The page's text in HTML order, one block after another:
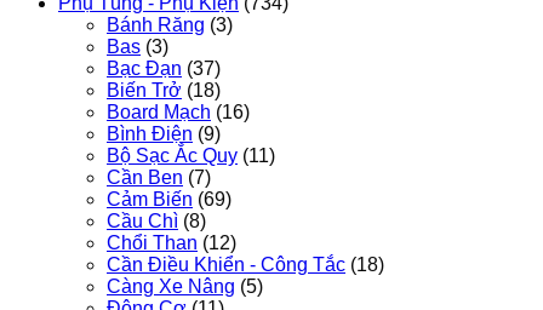
Bánh Răng (3)
Bas (3)
Bạc Đạn (37)
Biến Trở (18)
Board Mạch (16)
Bình Điện (9)
Bộ Sạc Ắc Quy (11)
Cần Ben (7)
Cảm Biến (69)
Cầu Chì (8)
Chổi Than (12)
Cần Điều Khiển - Công Tắc (18)
Càng Xe Nâng (5)